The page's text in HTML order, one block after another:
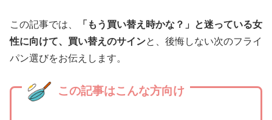
この記事では、
「もう買い替え時かな？」と迷っている女
性に向けて、買い替えのサインと、後悔しない次のフライ
パン選びをお伝えします。
この記事はこんな方向け